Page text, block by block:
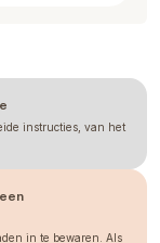
instructies, van het
in te bewaren. Als